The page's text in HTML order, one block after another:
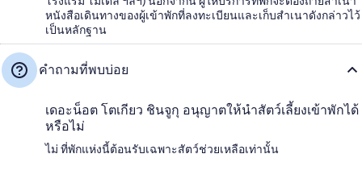
หนังสือเดินทางของผู้เข้าพักที่ลงทะเบียนและเก็บสำเนาดังกล่าวไว้
เป็นหลักฐาน
คำถามที่พบบ่อย
เดอะน็อต โตเกียว ชินจูกุ อนุญาตให้นำสัตว์เลี้ยงเข้าพักได้
หรือไม่
ไม่ ที่พักแห่งนี้ต้อนรับเฉพาะสัตว์ช่วยเหลือเท่านั้น